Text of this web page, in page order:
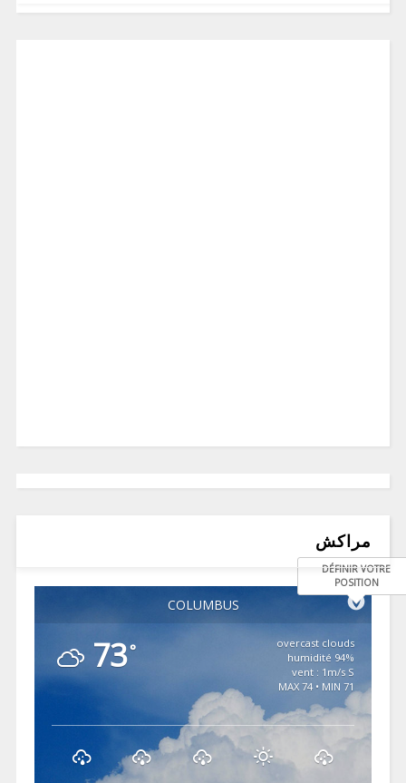
مراكش
COLUMBUS
DÉFINIR VOTRE
POSITION
73°
overcast clouds
94% humidité
vent : 1m/s S
MAX 74 • MIN 71